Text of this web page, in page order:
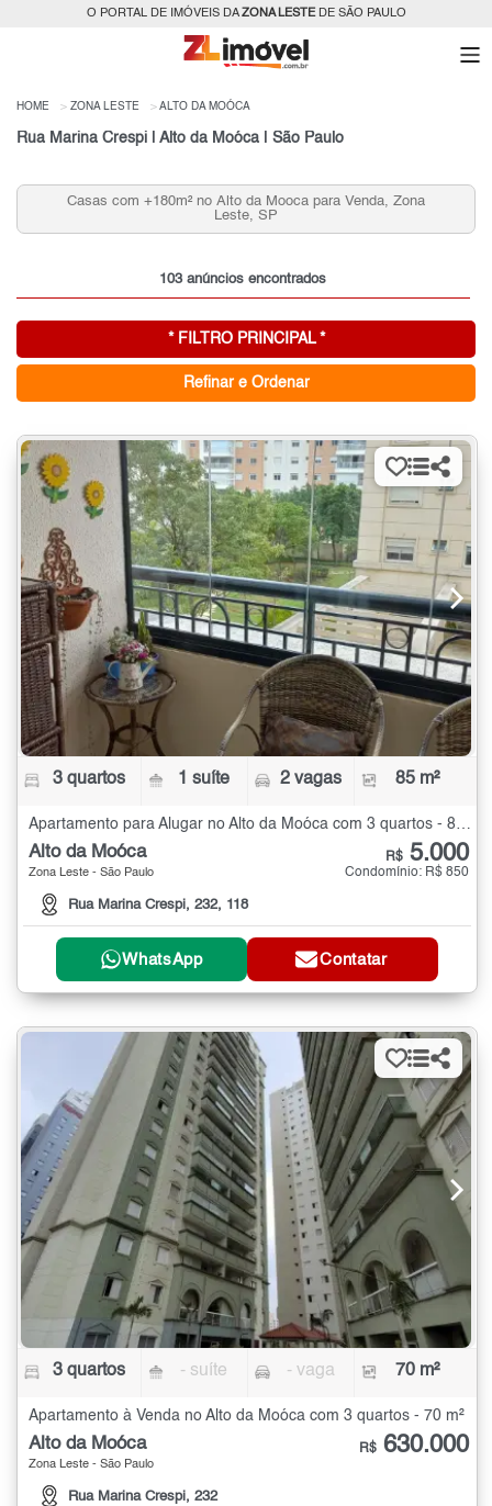
O PORTAL DE IMÓVEIS DAZONA LESTEDE SÃO PAULO
HOME ZONA LESTE ALTO DA MOÓCA
Rua Marina Crespi | Alto da Moóca | São Paulo
Casas com +180m² no Alto da Mooca para Venda, Zona
Leste, SP
103 anúncios encontrados
* FILTRO PRINCIPAL *
Refinar e Ordenar
3 quartos 1 suíte 2 vagas 85 m²
Alto da Moóca
Zona Leste - São Paulo
Rua Marina Crespi, 232, 118
R$ 5.000
Condomínio: R$ 850
WhatsApp Contatar
3 quartos - suíte - vaga 70 m²
Apartamento à Venda no Alto da Moóca com 3 quartos - 70 m²
Alto da Moóca
Zona Leste - São Paulo
Rua Marina Crespi, 232
R$ 630.000